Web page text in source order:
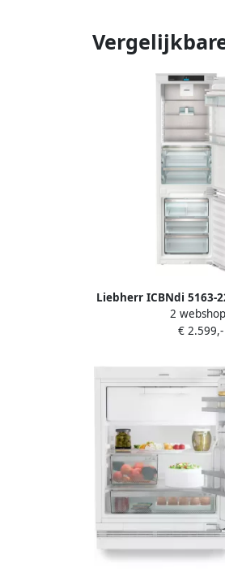
Liebherr ICBNdi 5163-
Koel-
2
€ 2.599,-